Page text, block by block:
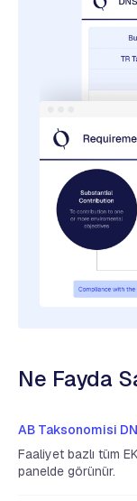
Ne Fayda
AB Taksonomisi
Faaliyet bazlı tüm
panelde görünür.